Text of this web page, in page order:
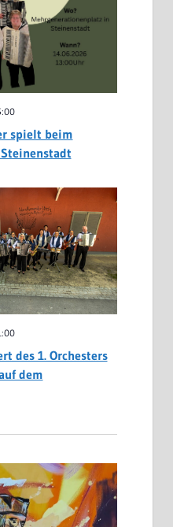
spielt beim
des 1. Orchesters
dem